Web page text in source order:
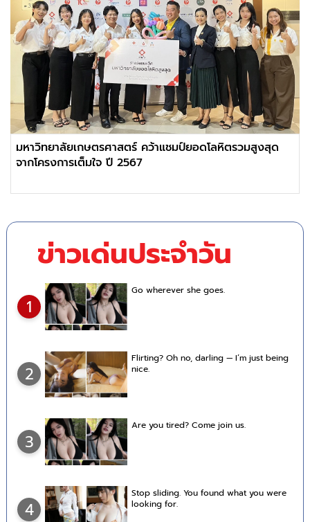
มหาวิทยาลัยเกษตรศาสตร์ คว้าแชมป์ยอดโลหิตรวมสูงสุด
จากโครงการเต็มใจ ปี 2567
ข่าวเด่นประจำวัน
1
Go wherever she goes.
2
Flirting? Oh no, darling — I’m just being
nice.
3
Are you tired? Come join us.
4
Stop sliding. You found what you were
looking for.